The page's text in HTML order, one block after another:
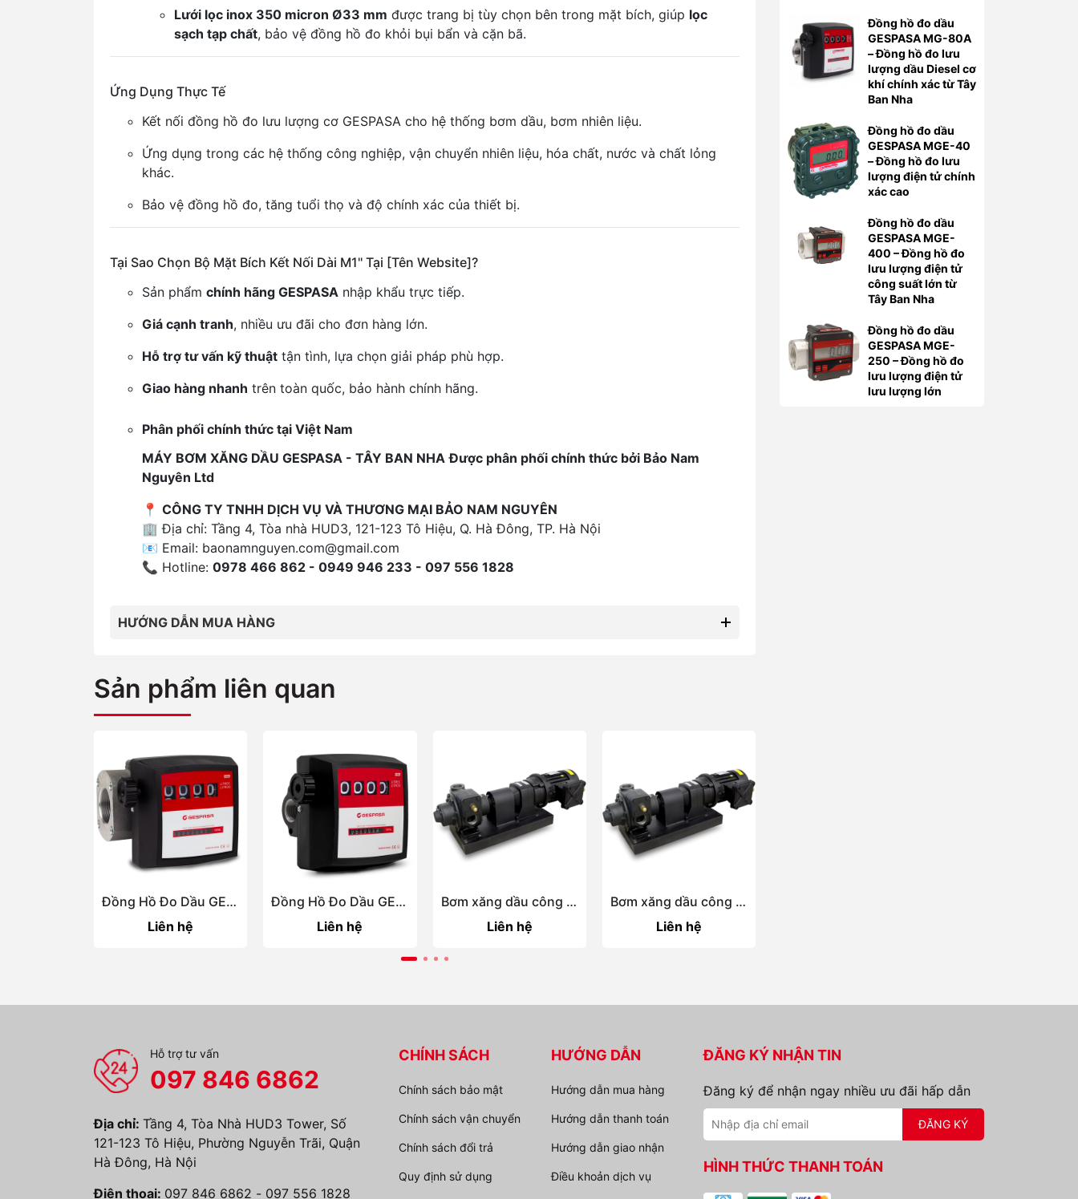
Lưới lọc inox 350 micron Ø33 mm được trang bị tùy chọn bên trong mặt bích, giúp lọc
sạch tạp chất, bảo vệ đồng hồ đo khỏi bụi bẩn và cặn bã.
Ứng Dụng Thực Tế
Kết nối đồng hồ đo lưu lượng cơ GESPASA cho hệ thống bơm dầu, bơm nhiên liệu.
Ứng dụng trong các hệ thống công nghiệp, vận chuyển nhiên liệu, hóa chất, nước và chất lỏng
khác.
Bảo vệ đồng hồ đo, tăng tuổi thọ và độ chính xác của thiết bị.
Tại Sao Chọn Bộ Mặt Bích Kết Nối Dài M1'' Tại [Tên Website]?
Sản phẩm chính hãng GESPASA nhập khẩu trực tiếp.
Giá cạnh tranh, nhiều ưu đãi cho đơn hàng lớn.
Hỗ trợ tư vấn kỹ thuật tận tình, lựa chọn giải pháp phù hợp.
Giao hàng nhanh trên toàn quốc, bảo hành chính hãng.
Phân phối chính thức tại Việt Nam
MÁY BƠM XĂNG DẦU GESPASA - TÂY BAN NHA Được phân phối chính thức bởi Bảo Nam
Nguyên Ltd
📍 CÔNG TY TNHH DỊCH VỤ VÀ THƯƠNG MẠI BẢO NAM NGUYÊN
🏢 Địa chỉ: Tầng 4, Tòa nhà HUD3, 121-123 Tô Hiệu, Q. Hà Đông, TP. Hà Nội
📧 Email: baonamnguyen.com@gmail.com
📞 Hotline: 0978 466 862 - 0949 946 233 - 097 556 1828
HƯỚNG DẪN MUA HÀNG
Sản phẩm liên quan
Đồng Hồ Đo Dầu GESPASA MGM-400
Liên hệ
Đồng Hồ Đo Dầu GESPASA MGM-110
Liên hệ
Bơm xăng dầu công suất lớn ATEX BDP-1000
Liên hệ
Bơm xăng dầu công suất lớn ATEX BDP-500
Liên hệ
Đồng hồ đo dầu
GESPASA MG-80A
– Đồng hồ đo lưu
lượng dầu Diesel cơ
khí chính xác từ Tây
Ban Nha
Đồng hồ đo dầu
GESPASA MGE-40
– Đồng hồ đo lưu
lượng điện tử chính
xác cao
Đồng hồ đo dầu
GESPASA MGE-
400 – Đồng hồ đo
lưu lượng điện tử
công suất lớn từ
Tây Ban Nha
Đồng hồ đo dầu
GESPASA MGE-
250 – Đồng hồ đo
lưu lượng điện tử
lưu lượng lớn
Hỗ trợ tư vấn
097 846 6862
Địa chỉ: Tầng 4, Tòa Nhà HUD3 Tower, Số
121-123 Tô Hiệu, Phường Nguyễn Trãi, Quận
Hà Đông, Hà Nội
Điện thoại: 097 846 6862 - 097 556 1828
CHÍNH SÁCH
Chính sách bảo mật
Chính sách vận chuyển
Chính sách đổi trả
Quy định sử dụng
HƯỚNG DẪN
Hướng dẫn mua hàng
Hướng dẫn thanh toán
Hướng dẫn giao nhận
Điều khoản dịch vụ
ĐĂNG KÝ NHẬN TIN
Đăng ký để nhận ngay nhiều ưu đãi hấp dẫn
ĐĂNG KÝ
HÌNH THỨC THANH TOÁN